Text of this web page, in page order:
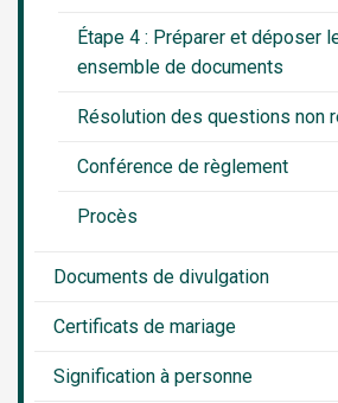
Étape 4 : Préparer et déposer
ensemble de documents
Résolution des questions non
Conférence de règlement
Procès
Documents de divulgation
Certificats de mariage
Signification à personne